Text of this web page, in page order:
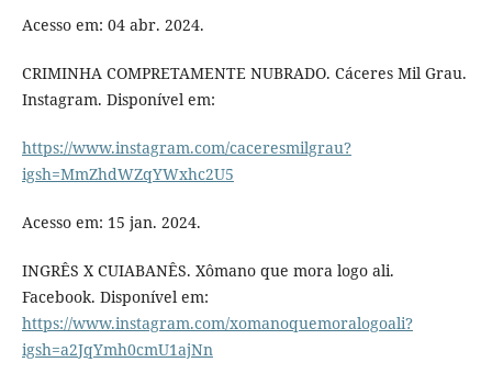
Acesso em: 04 abr. 2024.
CRIMINHA COMPRETAMENTE NUBRADO. Cáceres Mil Grau.
Instagram. Disponível em:
https://www.instagram.com/caceresmilgrau?
igsh=MmZhdWZqYWxhc2U5
Acesso em: 15 jan. 2024.
INGRÊS X CUIABANÊS. Xômano que mora logo ali.
Facebook. Disponível em:
https://www.instagram.com/xomanoquemoralogoali?
igsh=a2JqYmh0cmU1ajNn